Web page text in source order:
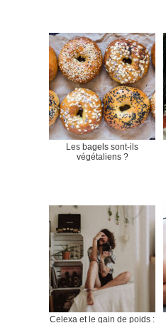
Les bagels sont-ils
végétaliens ?
Celexa et le gain de poids :